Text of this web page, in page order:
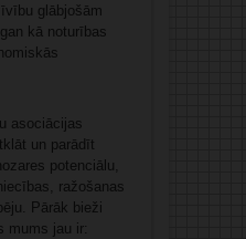
glābjošām
kā noturības
asociācijas
un parādīt
potenciālu,
ražošanas
Pārāk bieži
mums jau ir: